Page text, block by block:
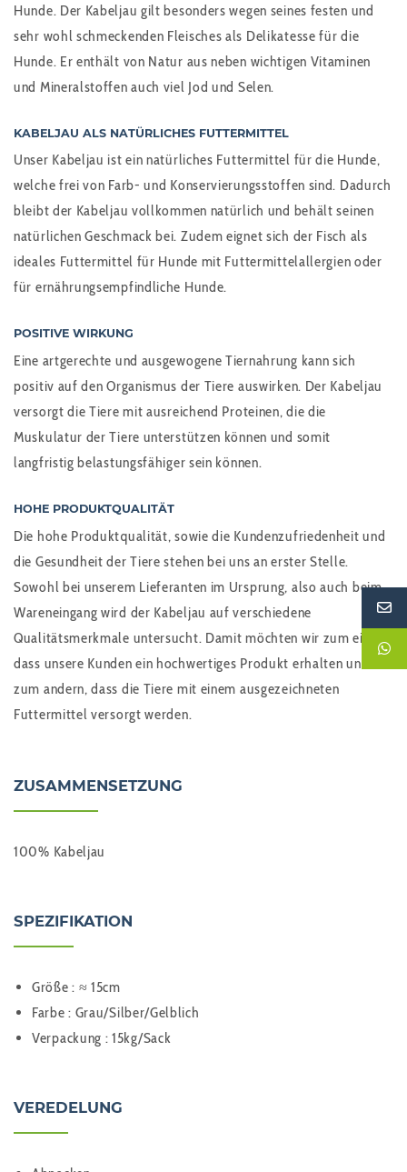
Hunde. Der Kabeljau gilt besonders wegen seines festen und
sehr wohl schmeckenden Fleisches als Delikatesse für die
Hunde. Er enthält von Natur aus neben wichtigen Vitaminen
und Mineralstoffen auch viel Jod und Selen.
KABELJAU ALS NATÜRLICHES FUTTERMITTEL
Unser Kabeljau ist ein natürliches Futtermittel für die Hunde,
welche frei von Farb- und Konservierungsstoffen sind. Dadurch
bleibt der Kabeljau vollkommen natürlich und behält seinen
natürlichen Geschmack bei. Zudem eignet sich der Fisch als
ideales Futtermittel für Hunde mit Futtermittelallergien oder
für ernährungsempfindliche Hunde.
POSITIVE WIRKUNG
Eine artgerechte und ausgewogene Tiernahrung kann sich
positiv auf den Organismus der Tiere auswirken. Der Kabeljau
versorgt die Tiere mit ausreichend Proteinen, die die
Muskulatur der Tiere unterstützen können und somit
langfristig belastungsfähiger sein können.
HOHE PRODUKTQUALITÄT
Die hohe Produktqualität, sowie die Kundenzufriedenheit und
die Gesundheit der Tiere stehen bei uns an erster Stelle.
Sowohl bei unserem Lieferanten im Ursprung, also auch beim
Wareneingang wird der Kabeljau auf verschiedene
Qualitätsmerkmale untersucht. Damit möchten wir zum einen,
dass unsere Kunden ein hochwertiges Produkt erhalten und
zum andern, dass die Tiere mit einem ausgezeichneten
Futtermittel versorgt werden.
ZUSAMMENSETZUNG
100% Kabeljau
SPEZIFIKATION
Größe : ≈ 15cm
Farbe : Grau/Silber/Gelblich
Verpackung : 15kg/Sack
VEREDELUNG